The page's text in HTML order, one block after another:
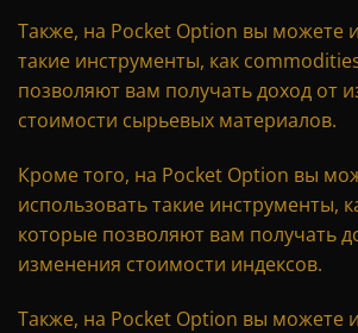
Также, на Pocket Option вы можете
такие инструменты, как
позволяют вам получать доход от
стоимости сырьевых материалов.
Кроме того, на Pocket Option вы
использовать такие инструменты,
которые позволяют вам получать
изменения стоимости индексов.
Также, на Pocket Option вы можете